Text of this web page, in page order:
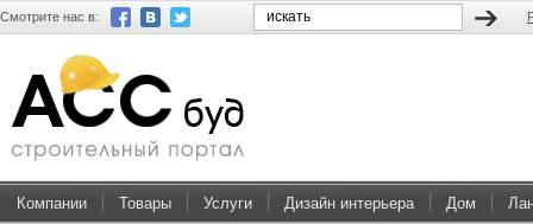
Смотрите нас в:
Компании Товары Услуги Дизайн интерьера Дом